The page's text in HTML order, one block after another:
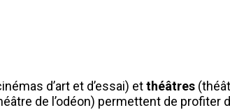
d’art et d’essai) etthéâtres
de l’odéon) permettent de profiter